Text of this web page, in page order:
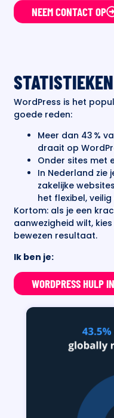
NEEM CONTACT OP
WordPress is het
goede reden:
Meer dan 43 %
draait op
Onder sites met
In Nederland zie
zakelijke
het flexibel,
Kortom: als je een
aanwezigheid wilt,
bewezen resultaat.
Ik ben je:
WORDPRESS HULP